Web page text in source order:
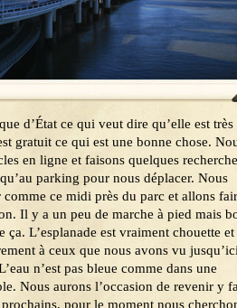
d’État ce qui veut dire qu’elle est très
gratuit ce qui est une bonne chose.
en ligne et faisons quelques
parking pour nous déplacer. Nous
comme ce midi près du parc et allons
Il y a un peu de marche à pied mais
ça. L’esplanade est vraiment chouette
à ceux que nous avons vu
n’est pas bleue comme dans une
Nous aurons l’occasion de revenir y
pour le moment nous